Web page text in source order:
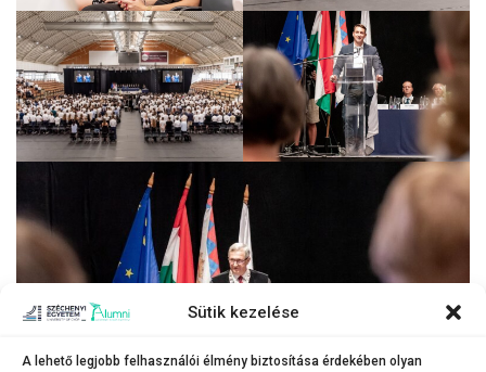
Sütik kezelése
A lehető legjobb felhasználói élmény biztosítása érdekében olyan